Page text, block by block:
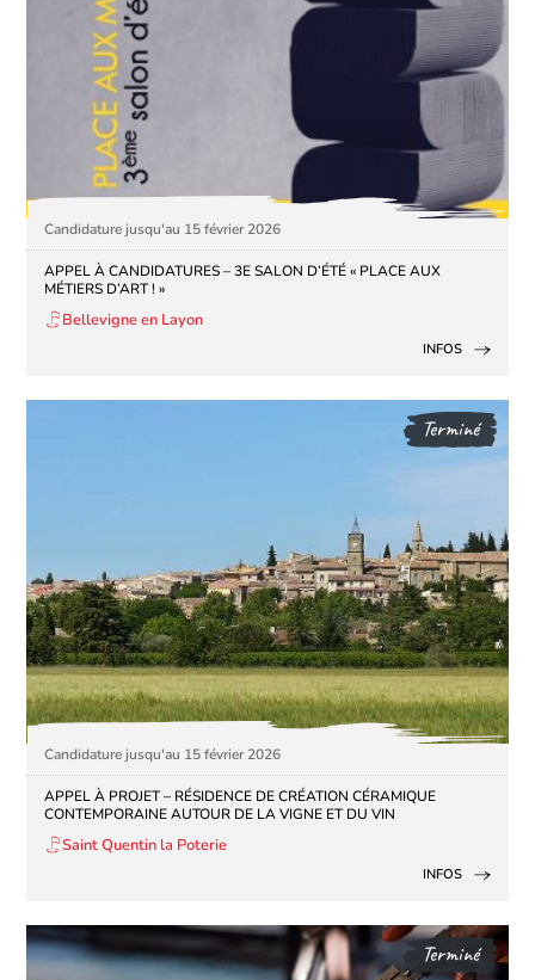
Candidature jusqu'au 15 février 2026
APPEL À CANDIDATURES – 3E SALON D’ÉTÉ « PLACE AUX
MÉTIERS D’ART ! »
Bellevigne en Layon
INFOS
Terminé
Candidature jusqu'au 15 février 2026
APPEL À PROJET – RÉSIDENCE DE CRÉATION CÉRAMIQUE
CONTEMPORAINE AUTOUR DE LA VIGNE ET DU VIN
Saint Quentin la Poterie
INFOS
Terminé